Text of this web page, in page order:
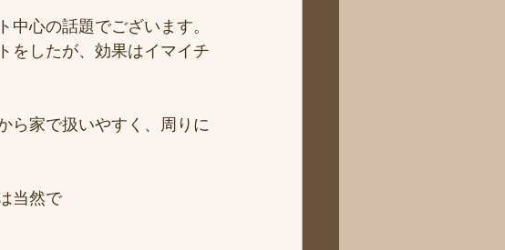
心の話題でございます。
をしたが、効果はイマイチ
ら家で扱いやすく、周りに
当然で